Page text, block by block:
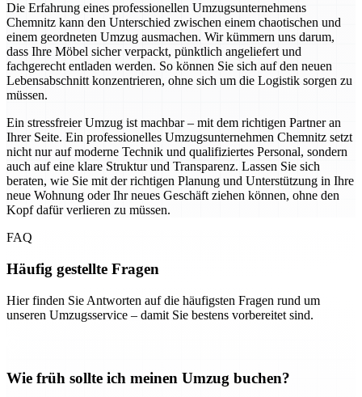
Die Erfahrung eines professionellen Umzugsunternehmens
Chemnitz kann den Unterschied zwischen einem chaotischen und
einem geordneten Umzug ausmachen. Wir kümmern uns darum,
dass Ihre Möbel sicher verpackt, pünktlich angeliefert und
fachgerecht entladen werden. So können Sie sich auf den neuen
Lebensabschnitt konzentrieren, ohne sich um die Logistik sorgen zu
müssen.
Ein stressfreier Umzug ist machbar – mit dem richtigen Partner an
Ihrer Seite. Ein professionelles Umzugsunternehmen Chemnitz setzt
nicht nur auf moderne Technik und qualifiziertes Personal, sondern
auch auf eine klare Struktur und Transparenz. Lassen Sie sich
beraten, wie Sie mit der richtigen Planung und Unterstützung in Ihre
neue Wohnung oder Ihr neues Geschäft ziehen können, ohne den
Kopf dafür verlieren zu müssen.
FAQ
Häufig gestellte Fragen
Hier finden Sie Antworten auf die häufigsten Fragen rund um
unseren Umzugsservice – damit Sie bestens vorbereitet sind.
Wie früh sollte ich meinen Umzug buchen?